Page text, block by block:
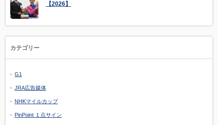
【2026】
カテゴリー
G1
JRA広告媒体
NHKマイルカップ
PinPoint １点サイン